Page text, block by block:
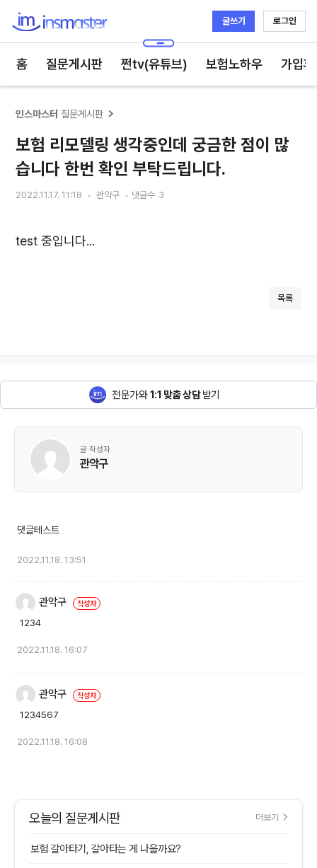
글쓰기 로그인
홈 질문게시판 쩐tv(유튜브) 보험노하우 가입
인스마스터 질문게시판
보험 리모델링 생각중인데 궁금한 점이 많
습니다 한번 확인 부탁드립니다.
2022.11.17. 11:18 관악구 댓글수 3
test 중입니다...
목록
전문가와1:1 맞춤 상담받기
글 작성자
관악구
2022.11.18. 13:51
관악구
1234
2022.11.18. 16:07
관악구
1234567
2022.11.18. 16:08
오늘의 질문게시판 더보기
보험 갈아타기, 갈아타는 게 나을까요?